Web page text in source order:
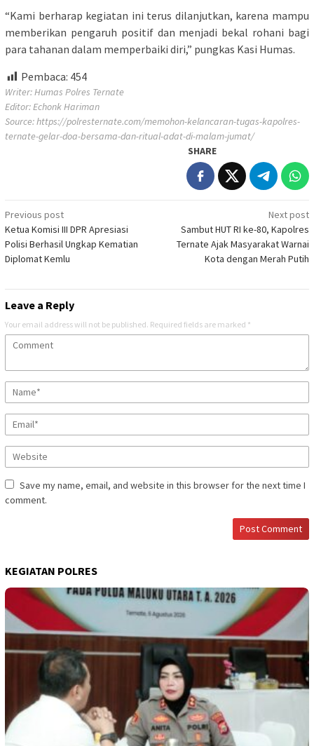
“Kami berharap kegiatan ini terus dilanjutkan, karena mampu
memberikan pengaruh positif dan menjadi bekal rohani bagi
para tahanan dalam memperbaiki diri,” pungkas Kasi Humas.
Pembaca: 454
Writer: Humas Polres Ternate
Editor: Echonk Hariman
Source:https://polresternate.com/memohon-kelancaran-tugas-kapolres-
ternate-gelar-doa-bersama-dan-ritual-adat-di-malam-jumat/
SHARE
Post
navigation
Previous post
Ketua Komisi III DPR Apresiasi
Polisi Berhasil Ungkap Kematian
Diplomat Kemlu
Next post
Sambut HUT RI ke-80, Kapolres
Ternate Ajak Masyarakat Warnai
Kota dengan Merah Putih
Leave a Reply
Your email address will not be published. Required fields are marked *
Save my name, email, and website in this browser for the next time I
comment.
KEGIATAN POLRES